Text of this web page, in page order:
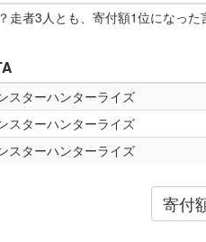
走者3人とも、寄付額1位になっ
スターハンターライズ
スターハンターライズ
スターハンターライズ
寄付